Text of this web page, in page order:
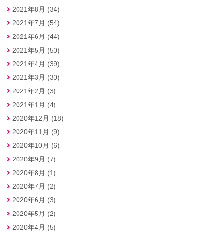
2021年8月 (34)
2021年7月 (54)
2021年6月 (44)
2021年5月 (50)
2021年4月 (39)
2021年3月 (30)
2021年2月 (3)
2021年1月 (4)
2020年12月 (18)
2020年11月 (9)
2020年10月 (6)
2020年9月 (7)
2020年8月 (1)
2020年7月 (2)
2020年6月 (3)
2020年5月 (2)
2020年4月 (5)